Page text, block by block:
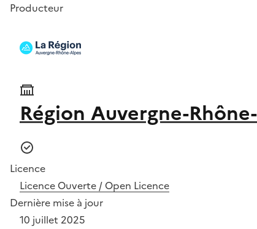
Producteur
Région Auvergne-
Licence
Licence Ouverte / Open Licence
Dernière mise à jour
10 juillet 2025